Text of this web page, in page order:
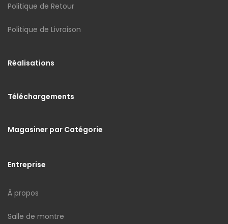
Politique de Retour
Politique de Livraison
Réalisations
Téléchargements
Magasiner par Catégorie
Entreprise
À propos
Salle de montre